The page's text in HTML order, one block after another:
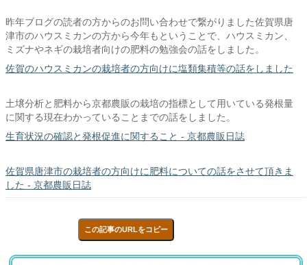
昨年ブログの読者の方からのお問い合わせで繋がりました佐賀県唐
津市のハウスミカンの方から今年もということで、ハウスミカン、
ミズナやネギの栽培者向けの肥料の勉強会の話をしました。
佐賀のハウスミカンの栽培者の方向けに塩類集積等の話をしました
土壌分析と肥料から京都農販の栽培の指標として用いている発根量
に関する現在わかっていることまでの話をしました。
生育状況の確認と発根促進に関すること - 京都農販日誌
佐賀県唐津市の栽培者の方向けに肥料についての話をさせて頂きま
した - 京都農販日誌
この記事のURLをコピー